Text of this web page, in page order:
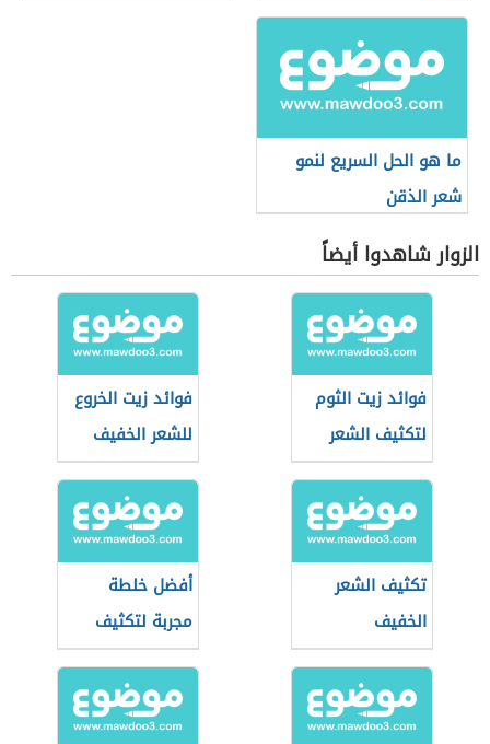
ما هو الحل السريع لنمو
شعر الذقن
الزوار شاهدوا أيضاً
فوائد زيت الثوم
لتكثيف الشعر
فوائد زيت الخروع
للشعر الخفيف
تكثيف الشعر
الخفيف
أفضل خلطة
مجربة لتكثيف
الشعر